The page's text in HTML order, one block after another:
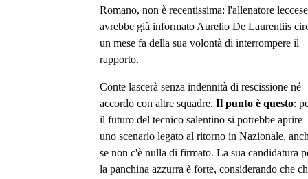
Romano, non è recentissima: l'allenatore leccese
avrebbe già informato Aurelio De Laurentiis
un mese fa della sua volontà di interrompere il
rapporto.
Conte lascerà senza indennità di rescissione né
accordo con altre squadre. Il punto è questo:
il futuro del tecnico salentino si potrebbe aprire
uno scenario legato al ritorno in Nazionale,
se non c'è nulla di firmato. La sua candidatura
la panchina azzurra è forte, considerando che